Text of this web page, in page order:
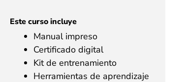
Este curso incluye
Manual impreso
Certificado digital
Kit de entrenamiento
Herramientas de aprendizaje